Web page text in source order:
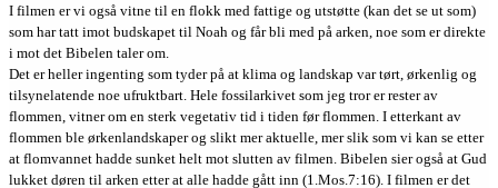
I filmen er vi også vitne til en flokk med fattige og utstøtte (kan det se ut som)
som har tatt imot budskapet til Noah og får bli med på arken, noe som er direkte
i mot det Bibelen taler om.
Det er heller ingenting som tyder på at klima og landskap var tørt, ørkenlig og
tilsynelatende noe ufruktbart. Hele fossilarkivet som jeg tror er rester av
flommen, vitner om en sterk vegetativ tid i tiden før flommen. I etterkant av
flommen ble ørkenlandskaper og slikt mer aktuelle, mer slik som vi kan se etter
at flomvannet hadde sunket helt mot slutten av filmen. Bibelen sier også at Gud
lukket døren til arken etter at alle hadde gått inn (1.Mos.7:16). I filmen er det